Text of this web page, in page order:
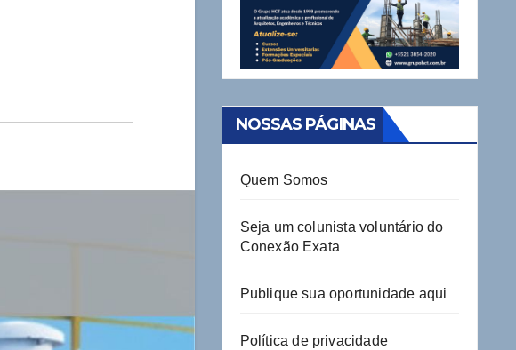
NOSSAS PÁGINAS
Quem Somos
Seja um colunista voluntário do
Conexão Exata
Publique sua oportunidade aqui
Política de privacidade